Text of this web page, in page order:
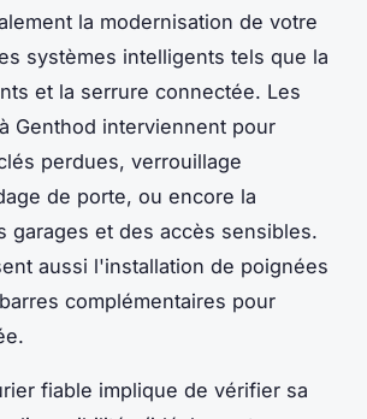
la modernisation de votre
systèmes intelligents tels que la
et la serrure connectée. Les
Genthod interviennent pour
perdues, verrouillage
de porte, ou encore la
garages et des accès sensibles.
aussi l'installation de poignées
complémentaires pour
fiable implique de vérifier sa